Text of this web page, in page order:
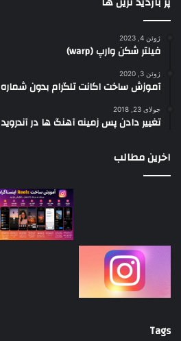
ژوئن 4, 2023
فیلتر شکن وارپ (warp)
ژوئن 3, 2020
آموزش ساخت اکانت تلگرام بدون شماره
جولای 23, 2018
تغییر دادن پس زمینه آهنگ ها در آندروید
اخرین مطالب
Tags